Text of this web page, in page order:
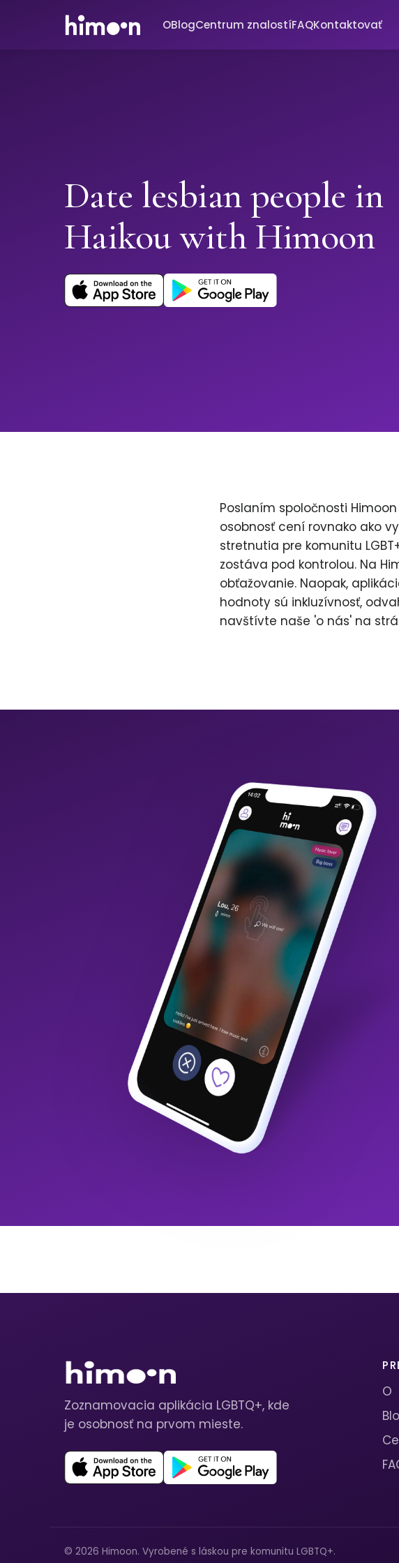
OBlogCentrum znalostíFAQKontaktovať
Date lesbian people in
Haikou with Himoon
Poslaním spoločnosti
osobnosť cení rovnako ako
stretnutia pre komunitu
zostáva pod kontrolou. Na
obťažovanie. Naopak,
hodnoty sú inkluzívnosť,
navštívte naše 'o nás' na
Zoznamovacia aplikácia LGBTQ+, kde
je osobnosť na prvom mieste.
O
© 2026 Himoon. Vyrobené s láskou pre komunitu LGBTQ+.